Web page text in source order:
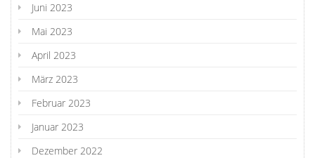
Juni 2023
Mai 2023
April 2023
März 2023
Februar 2023
Januar 2023
Dezember 2022